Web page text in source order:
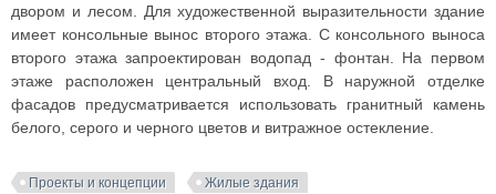
двором и лесом. Для художественной выразительности здание
имеет консольные вынос второго этажа. С консольного выноса
второго этажа запроектирован водопад - фонтан. На первом
этаже расположен центральный вход. В наружной отделке
фасадов предусматривается использовать гранитный камень
белого, серого и черного цветов и витражное остекление.
Проекты и концепции
Жилые здания